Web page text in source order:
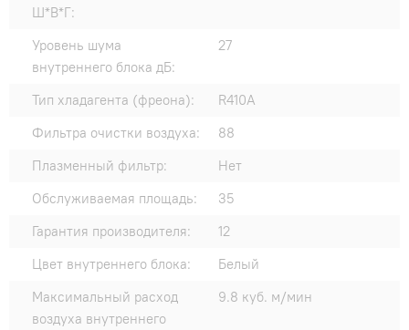
Ш*В*Г:
Уровень шума
внутреннего блока дБ:
27
Тип хладагента (фреона):
R410A
Фильтра очистки воздуха:
88
Плазменный фильтр:
Нет
Обслуживаемая площадь:
35
Гарантия производителя:
12
Цвет внутреннего блока:
Белый
Максимальный расход
воздуха внутреннего
9.8 куб. м/мин